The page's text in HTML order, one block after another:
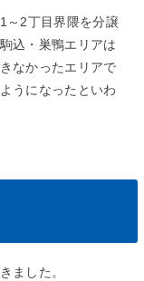
～2丁目界隈を分譲
込・巣鴨エリアは
なかったエリアで
うになったといわ
ました。